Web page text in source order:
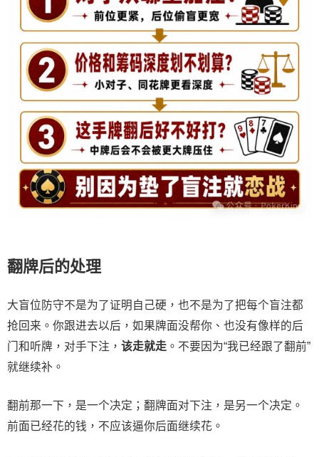
翻牌后的处理
大盲位防守不是为了证明自己硬，也不是为了把每个盲注都
抢回来。你跟进去以后，如果牌面没帮你、也没有像样的后
门和听牌，对手下注， 该走就走 。不要因为“我已经跟了翻前”
就继续补。
翻前那一下，是一个决定；翻牌面对下注，是另一个决定。
前面已经花的钱，不应该逼你后面继续花。